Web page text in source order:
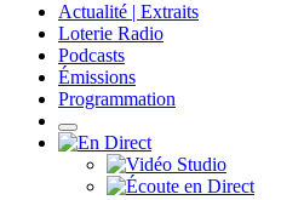
Actualité | Extraits
Loterie Radio
Podcasts
Émissions
Programmation